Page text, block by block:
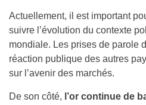
Actuellement, il est important
suivre l’évolution du contexte
mondiale. Les prises de parole
réaction publique des autres
sur l’avenir des marchés.
De son côté, l’or continue de